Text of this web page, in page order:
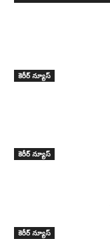
కెరీర్ న్యూస్
కెరీర్ న్యూస్
కెరీర్ న్యూస్